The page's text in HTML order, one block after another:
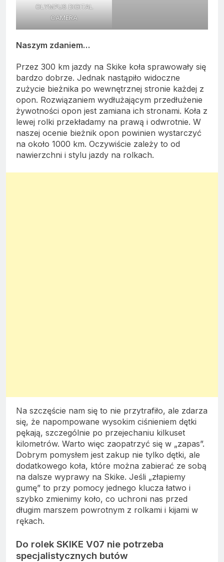
OLYMPUS DIGITAL
CAMERA
Naszym zdaniem…
Przez 300 km jazdy na Skike koła sprawowały się
bardzo dobrze. Jednak nastąpiło widoczne
zużycie bieżnika po wewnętrznej stronie każdej z
opon. Rozwiązaniem wydłużającym przedłużenie
żywotności opon jest zamiana ich stronami. Koła z
lewej rolki przekładamy na prawą i odwrotnie. W
naszej ocenie bieżnik opon powinien wystarczyć
na około 1000 km. Oczywiście zależy to od
nawierzchni i stylu jazdy na rolkach.
Na szczęście nam się to nie przytrafiło, ale zdarza
się, że napompowane wysokim ciśnieniem dętki
pękają, szczególnie po przejechaniu kilkuset
kilometrów. Warto więc zaopatrzyć się w „zapas”.
Dobrym pomysłem jest zakup nie tylko dętki, ale
dodatkowego koła, które można zabierać ze sobą
na dalsze wyprawy na Skike. Jeśli „złapiemy
gumę” to przy pomocy jednego klucza łatwo i
szybko zmienimy koło, co uchroni nas przed
długim marszem powrotnym z rolkami i kijami w
rękach.
Do rolek SKIKE V07 nie potrzeba
specjalistycznych butów